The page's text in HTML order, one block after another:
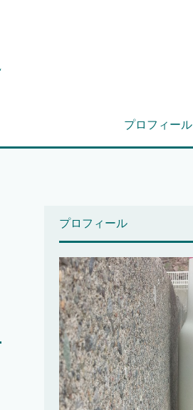
プロフィール
プロフィール